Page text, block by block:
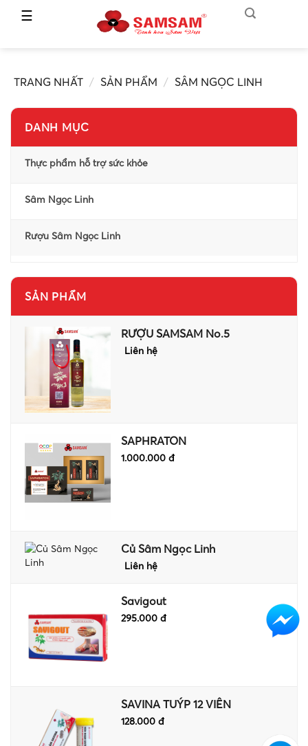
THIỆU
THỐNG
NGỌC
HỆ
☰
TRANG NHẤT SẢN PHẨM SÂM NGỌC LINH
DANH MỤC
Thực phẩm hỗ trợ sức khỏe
Sâm Ngọc Linh
Rượu Sâm Ngọc Linh
SẢN PHẨM
RƯỢU SAMSAM No.5
Liên hệ
SAPHRATON
1.000.000 đ
Củ Sâm Ngọc Linh
Liên hệ
Savigout
295.000 đ
SAVINA TUÝP 12 VIÊN
128.000 đ